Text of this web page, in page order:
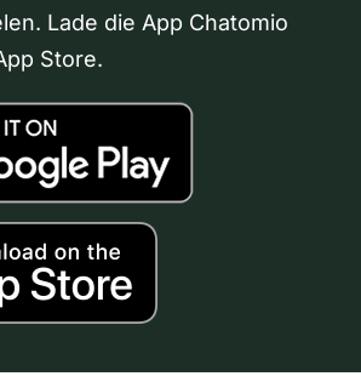
Lade die App Chatomio
Store.